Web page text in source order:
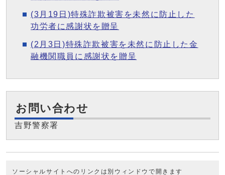
(3月19日)特殊詐欺被害を未然に防止した
功労者に感謝状を贈呈
(2月3日)特殊詐欺被害を未然に防止した金
融機関職員に感謝状を贈呈
お問い合わせ
吉野警察署
ソーシャルサイトへのリンクは別ウィンドウで開きます